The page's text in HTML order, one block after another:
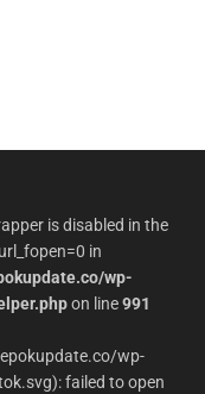
is disabled in the
in
wp-
on line991
wp-
failed to open